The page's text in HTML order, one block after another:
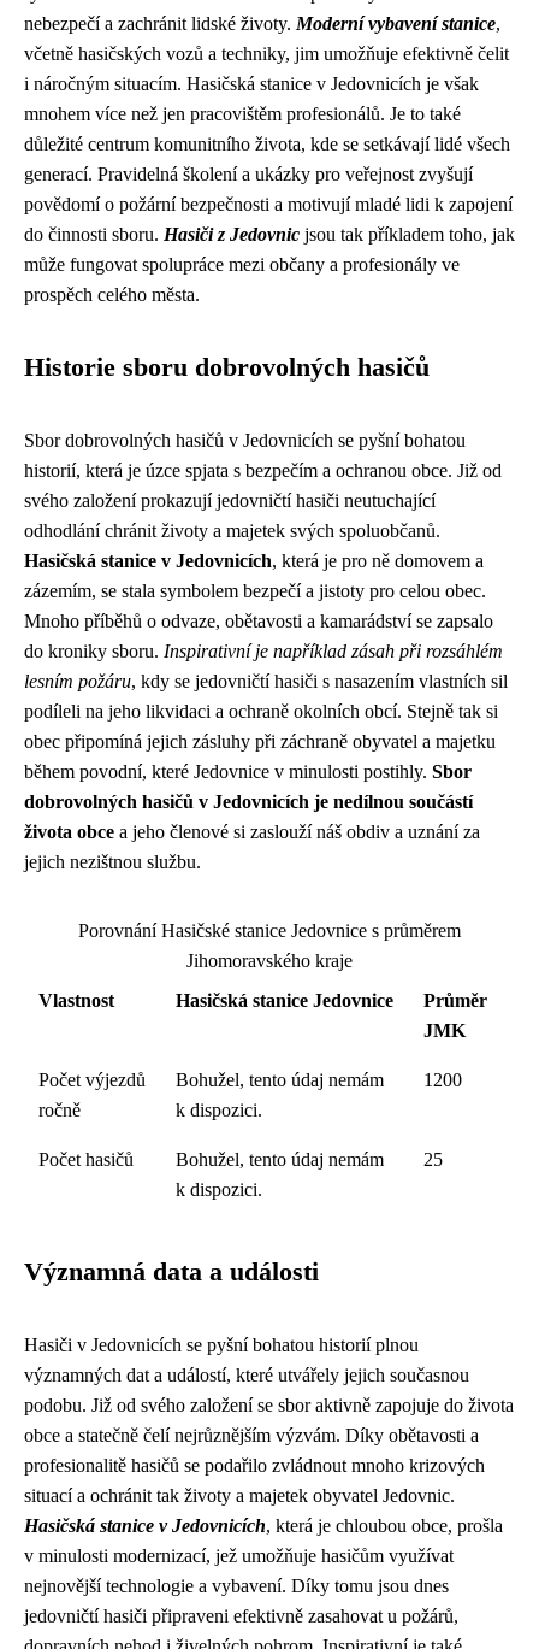
nebezpečí a zachránit lidské životy. Moderní vybavení stanice,
včetně hasičských vozů a techniky, jim umožňuje efektivně čelit
i náročným situacím. Hasičská stanice v Jedovnicích je však
mnohem více než jen pracovištěm profesionálů. Je to také
důležité centrum komunitního života, kde se setkávají lidé všech
generací. Pravidelná školení a ukázky pro veřejnost zvyšují
povědomí o požární bezpečnosti a motivují mladé lidi k zapojení
do činnosti sboru. Hasiči z Jedovnic jsou tak příkladem toho, jak
může fungovat spolupráce mezi občany a profesionály ve
prospěch celého města.
Historie sboru dobrovolných hasičů
Sbor dobrovolných hasičů v Jedovnicích se pyšní bohatou
historií, která je úzce spjata s bezpečím a ochranou obce. Již od
svého založení prokazují jedovničtí hasiči neutuchající
odhodlání chránit životy a majetek svých spoluobčanů.
Hasičská stanice v Jedovnicích, která je pro ně domovem a
zázemím, se stala symbolem bezpečí a jistoty pro celou obec.
Mnoho příběhů o odvaze, obětavosti a kamarádství se zapsalo
do kroniky sboru. Inspirativní je například zásah při rozsáhlém
lesním požáru, kdy se jedovničtí hasiči s nasazením vlastních sil
podíleli na jeho likvidaci a ochraně okolních obcí. Stejně tak si
obec připomíná jejich zásluhy při záchraně obyvatel a majetku
během povodní, které Jedovnice v minulosti postihly. Sbor
dobrovolných hasičů v Jedovnicích je nedílnou součástí
života obce a jeho členové si zaslouží náš obdiv a uznání za
jejich nezištnou službu.
Porovnání Hasičské stanice Jedovnice s průměrem
Jihomoravského kraje
Vlastnost
Hasičská stanice Jedovnice
Průměr
JMK
Počet výjezdů
ročně
Bohužel, tento údaj nemám
k dispozici.
1200
Počet hasičů
Bohužel, tento údaj nemám
k dispozici.
25
Významná data a události
Hasiči v Jedovnicích se pyšní bohatou historií plnou
významných dat a událostí, které utvářely jejich současnou
podobu. Již od svého založení se sbor aktivně zapojuje do života
obce a statečně čelí nejrůznějším výzvám. Díky obětavosti a
profesionalitě hasičů se podařilo zvládnout mnoho krizových
situací a ochránit tak životy a majetek obyvatel Jedovnic.
Hasičská stanice v Jedovnicích, která je chloubou obce, prošla
v minulosti modernizací, jež umožňuje hasičům využívat
nejnovější technologie a vybavení. Díky tomu jsou dnes
jedovničtí hasiči připraveni efektivně zasahovat u požárů,